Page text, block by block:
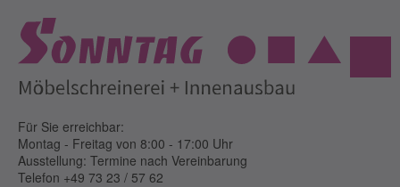
Für Sie erreichbar:
Montag - Freitag von 8:00 - 17:00 Uhr
Ausstellung: Termine nach Vereinbarung
Telefon +49 73 23 / 57 62